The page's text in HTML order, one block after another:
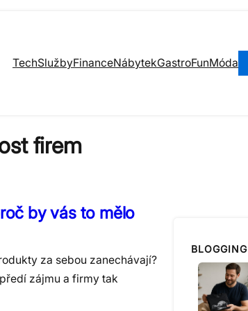
TechSlužbyFinanceNábytekGastroFunMóda
firem
by vás to mělo
za sebou zanechávají?
zájmu a firmy tak
BLOGGING